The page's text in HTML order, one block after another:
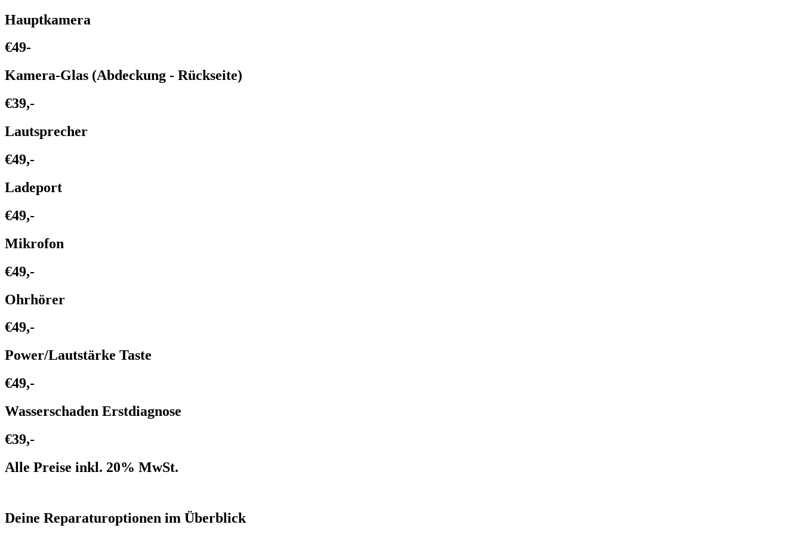
Hauptkamera
€49-
Kamera-Glas (Abdeckung - Rückseite)
€39,-
Lautsprecher
€49,-
Ladeport
€49,-
Mikrofon
€49,-
Ohrhörer
€49,-
Power/Lautstärke Taste
€49,-
Wasserschaden Erstdiagnose
€39,-
Alle Preise inkl. 20% MwSt.
Deine Reparaturoptionen im Überblick